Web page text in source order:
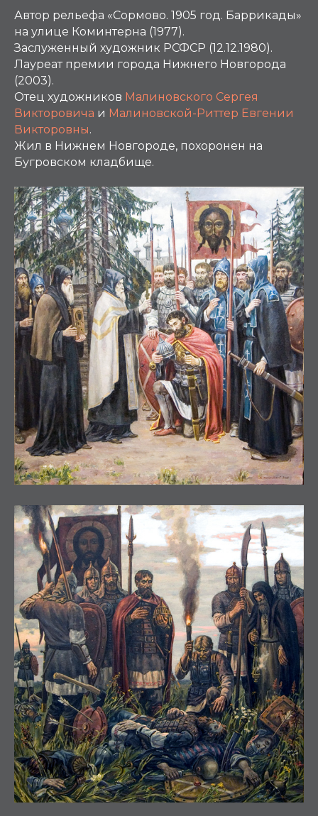
Автор рельефа «Сормово. 1905 год. Баррикады»
на улице Коминтерна (1977).
Заслуженный художник РСФСР (12.12.1980).
Лауреат премии города Нижнего Новгорода
(2003).
Отец художников Малиновского Сергея
Викторовича и Малиновской-Риттер Евгении
Викторовны.
Жил в Нижнем Новгороде, похоронен на
Бугровском кладбище.